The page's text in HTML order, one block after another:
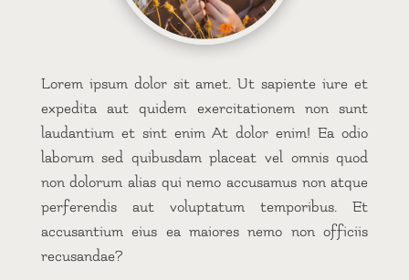
Lorem ipsum dolor sit amet. Ut sapiente iure et
expedita aut quidem exercitationem non sunt
laudantium et sint enim At dolor enim! Ea odio
laborum sed quibusdam placeat vel omnis quod
non dolorum alias qui nemo accusamus non atque
perferendis aut voluptatum temporibus. Et
accusantium eius ea maiores nemo non officiis
recusandae?